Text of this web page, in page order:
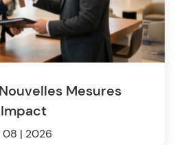
Mesures
| 2026